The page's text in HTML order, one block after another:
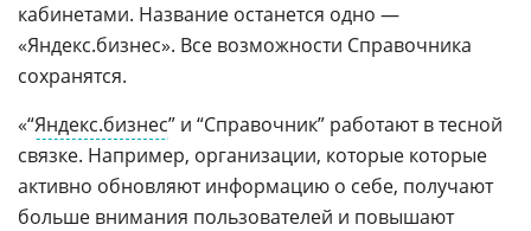
кабинетами. Название останется одно —
«Яндекс.бизнес». Все возможности Справочника
сохранятся.
«“Яндекс.бизнес” и “Справочник” работают в тесной
связке. Например, организации, которые которые
активно обновляют информацию о себе, получают
больше внимания пользователей и повышают